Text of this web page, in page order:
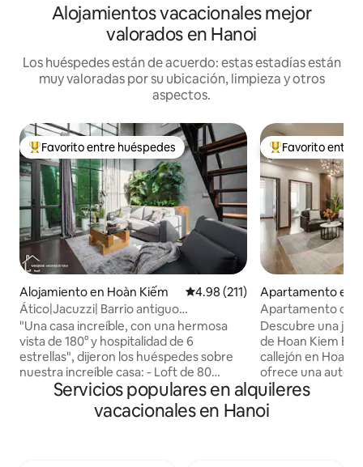
Alojamientos vacacionales mejor
valorados en Hanoi
Los huéspedes están de acuerdo: estas estadías están
muy valoradas por su ubicación, limpieza y otros
aspectos.
Favorito entre huéspedes preferido
Favorito entre huéspedes
Alojamiento en Hoàn Kiếm Calificación promedio: 4.98 de
4.98 (211)
Ático|Jacuzzi| Barrio antiguo
|KitchenlNetflixTV
"Una casa increíble, con una hermosa
vista de 180° y hospitalidad de 6
estrellas", dijeron los huéspedes sobre
nuestra increíble casa: - Loft de 80
metros cuadrados (azotea - vista
panorámica) - Bañera de hidromasaje -
Lavadora y secadora gratis - Cocina
Favorito entre
Favorito entre
Apartamento en
m
Apartamento de
antiguo |
Descubre una
de Hoan Kiem Escondido en un pequeño
callejón en Hoan
ofrece una
solo unos pasos
ciudad. Disfruta
lugares
Servicios populares en alquileres
vacacionales en Hanoi